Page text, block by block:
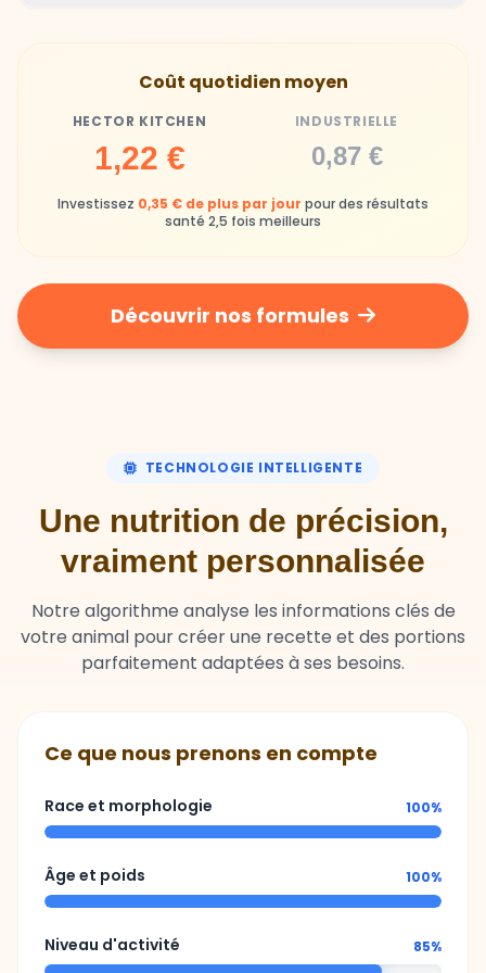
Industrielle
chimiques
Industrielle
Repas souvent boudés ou mangés sans plaisir
Coût quotidien moyen
HECTOR KITCHEN
1,22 €
INDUSTRIELLE
0,87 €
Investissez 0,35 € de plus par jour pour des résultats
santé 2,5 fois meilleurs
Découvrir nos formules
TECHNOLOGIE INTELLIGENTE
Une nutrition de précision,
vraiment personnalisée
Notre algorithme analyse les informations clés de
votre animal pour créer une recette et des portions
parfaitement adaptées à ses besoins.
Ce que nous prenons en compte
Race et morphologie 100%
Âge et poids 100%
Niveau d'activité 85%